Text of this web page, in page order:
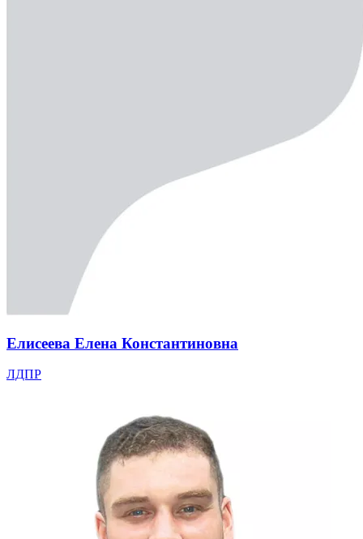
Елисеева Елена Константиновна
ЛДПР